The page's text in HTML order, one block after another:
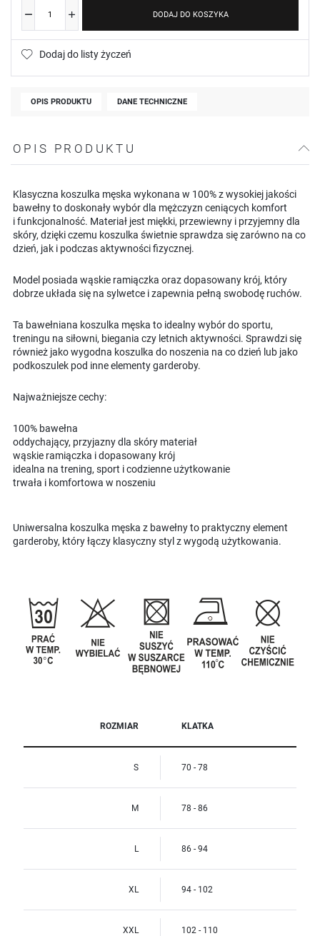
DODAJ DO KOSZYKA
Dodaj do listy życzeń
OPIS PRODUKTU DANE TECHNICZNE
OPIS PRODUKTU
Klasyczna koszulka męska wykonana w 100% z wysokiej jakości
bawełny to doskonały wybór dla mężczyzn ceniących komfort
i funkcjonalność. Materiał jest miękki, przewiewny i przyjemny dla
skóry, dzięki czemu koszulka świetnie sprawdza się zarówno na co
dzień, jak i podczas aktywności fizycznej.
Model posiada wąskie ramiączka oraz dopasowany krój, który
dobrze układa się na sylwetce i zapewnia pełną swobodę ruchów.
Ta bawełniana koszulka męska to idealny wybór do sportu,
treningu na siłowni, biegania czy letnich aktywności. Sprawdzi się
również jako wygodna koszulka do noszenia na co dzień lub jako
podkoszulek pod inne elementy garderoby.
Najważniejsze cechy:
100% bawełna
oddychający, przyjazny dla skóry materiał
wąskie ramiączka i dopasowany krój
idealna na trening, sport i codzienne użytkowanie
trwała i komfortowa w noszeniu
Uniwersalna koszulka męska z bawełny to praktyczny element
garderoby, który łączy klasyczny styl z wygodą użytkowania.
ROZMIAR KLATKA
S 70 - 78
M 78 - 86
L 86 - 94
XL 94 - 102
XXL 102 - 110